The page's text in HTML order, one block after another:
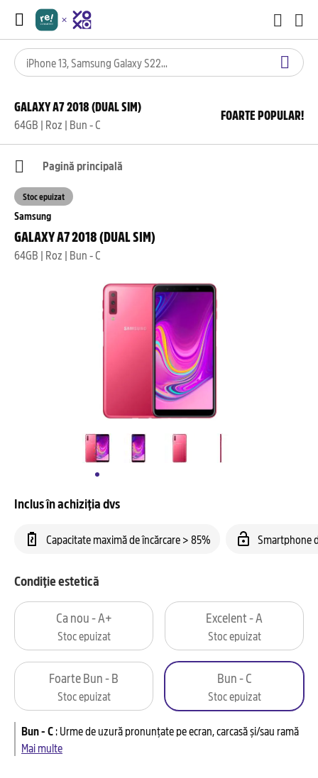
GALAXY A7 2018 (DUAL SIM)
64GB | Roz | Bun - C
FOARTE POPULAR!
Pagină principală
Samsung
GALAXY A7 2018 (DUAL SIM)
64GB | Roz | Bun - C
Stoc epuizat
Inclus în achiziția dvs
Capacitate maximă de încărcare > 85% Smartphone
Condiție estetică
Ca nou - A+
Stoc epuizat
Excelent - A
Stoc epuizat
Foarte Bun - B
Stoc epuizat
Bun - C
Stoc epuizat
Bun - C:Urme de uzură pronunțate pe ecran, carcasă și/sau ramă
Mai multe